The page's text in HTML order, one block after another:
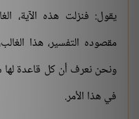
يقول: فنزلت هذه الآية،
مقصوده التفسير، هذا
ونحن نعرف أن كل قاعدة لها
في هذا الأمر.